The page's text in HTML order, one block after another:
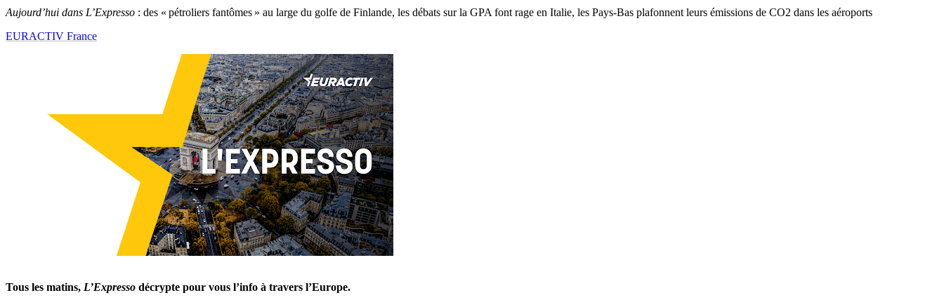
Aujourd’hui dans L’Expresso : des « pétroliers fantômes » au large du golfe de Finlande, les débats sur la GPA font rage en Italie, les Pays-Bas plafonnent leurs émissions de CO2 dans les aéroports
EURACTIV France
Tous les matins, L’Expresso décrypte pour vous l’info à travers l’Europe.